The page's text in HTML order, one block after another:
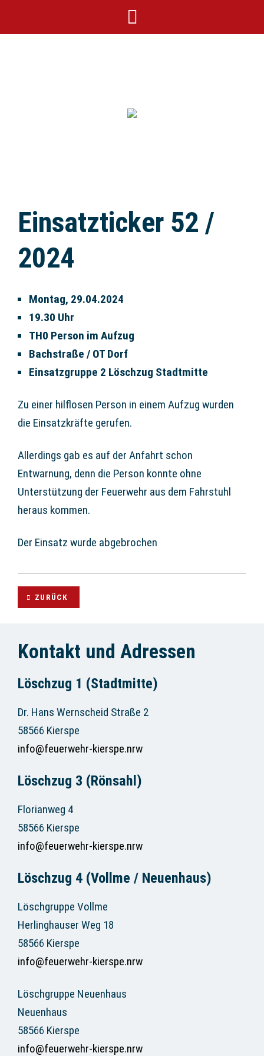
Einsatzticker 52 /
2024
Montag, 29.04.2024
19.30 Uhr
TH0 Person im Aufzug
Bachstraße / OT Dorf
Einsatzgruppe 2 Löschzug Stadtmitte
Zu einer hilflosen Person in einem Aufzug wurden
die Einsatzkräfte gerufen.
Allerdings gab es auf der Anfahrt schon
Entwarnung, denn die Person konnte ohne
Unterstützung der Feuerwehr aus dem Fahrstuhl
heraus kommen.
Der Einsatz wurde abgebrochen
ZURÜCK
Kontakt und Adressen
Löschzug 1 (Stadtmitte)
Dr. Hans Wernscheid Straße 2
58566 Kierspe
info@feuerwehr-kierspe.nrw
Löschzug 3 (Rönsahl)
Florianweg 4
58566 Kierspe
info@feuerwehr-kierspe.nrw
Löschzug 4 (Vollme / Neuenhaus)
Löschgruppe Vollme
Herlinghauser Weg 18
58566 Kierspe
info@feuerwehr-kierspe.nrw
Löschgruppe Neuenhaus
Neuenhaus
58566 Kierspe
info@feuerwehr-kierspe.nrw